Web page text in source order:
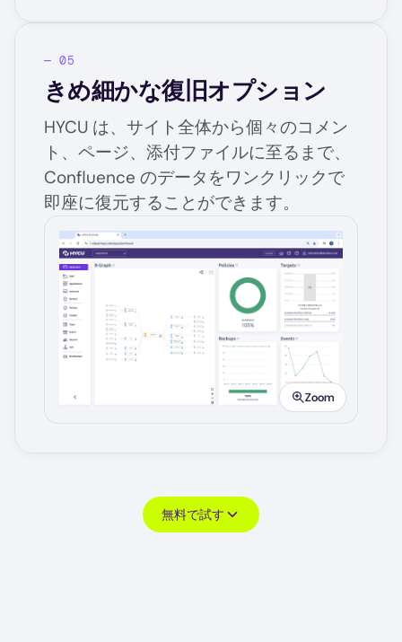
きめ細かな復旧オプション
HYCU は、サイト全体から個々のコメン
ト、ページ、添付ファイルに至るまで、
Confluence のデータをワンクリックで
即座に復元することができます。
Image
Zoom
無料で試す